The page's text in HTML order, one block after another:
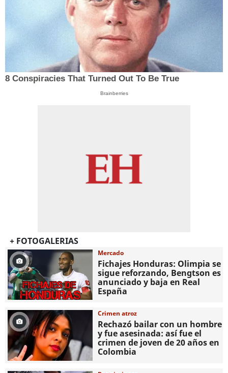
8 Conspiracies That Turned Out To Be True
Brainberries
+ FOTOGALERIAS
Mercado
Fichajes Honduras: Olimpia se
sigue reforzando, Bengtson es
anunciado y baja en Real
España
Crimen atroz
Rechazó bailar con un hombre
y fue asesinada: así fue el
crimen de joven de 20 años en
Colombia